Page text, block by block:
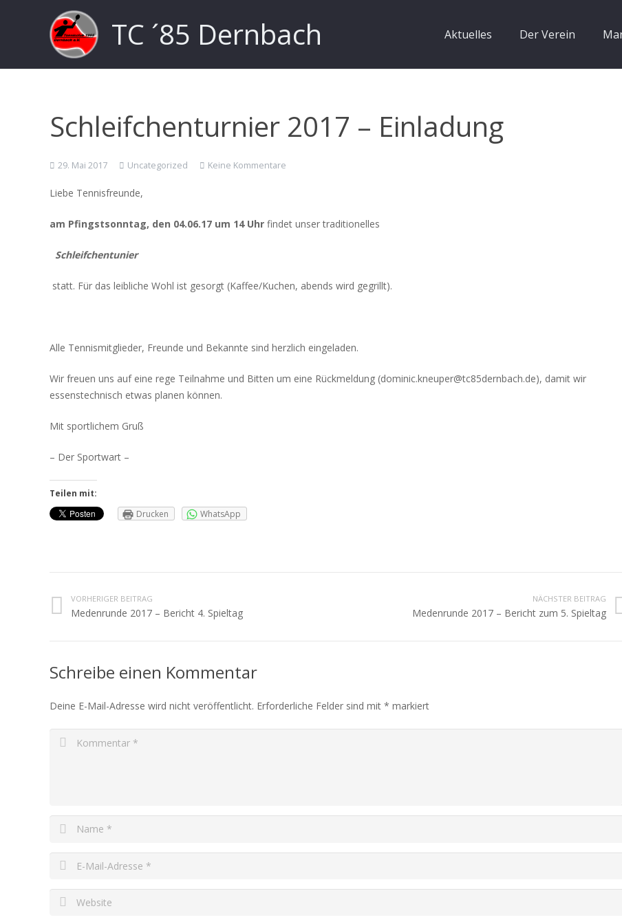
TC ´85 Dernbach Aktuelles Der Verein
Schleifchenturnier 2017 – Einladung
29. Mai 2017 Uncategorized Keine Kommentare
Liebe Tennisfreunde,
am Pfingstsonntag, den 04.06.17 um 14 Uhr findet unser traditionelles
Schleifchentunier
statt. Für das leibliche Wohl ist gesorgt (Kaffee/Kuchen, abends wird gegrillt).
Alle Tennismitglieder, Freunde und Bekannte sind herzlich eingeladen.
Wir freuen uns auf eine rege Teilnahme und Bitten um eine Rückmeldung (dominic.kneuper@tc85dernbach.de), damit wir
essenstechnisch etwas planen können.
Mit sportlichem Gruß
– Der Sportwart –
Teilen mit:
Drucken
WhatsApp
VORHERIGER BEITRAG
Medenrunde 2017 – Bericht 4. Spieltag
NÄCHSTER BEITRAG
Medenrunde 2017 – Bericht zum 5. Spieltag
Schreibe einen Kommentar
Deine E-Mail-Adresse wird nicht veröffentlicht. Erforderliche Felder sind mit * markiert